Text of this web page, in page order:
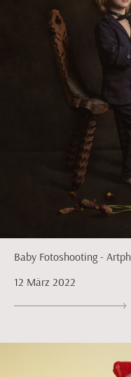
Baby Fotoshooting -
12 März 2022